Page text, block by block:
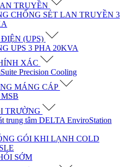
TRUYỀN
CHỐNG SÉT LAN TRUYỀN 3
(UPS)
UPS 3 PHA 20KVA
XÁC
Precision Cooling
MÁNG CÁP
TRƯỜNG
trung tâm DELTA EnviroStation
GÓI KHI LẠNH COLD
SỚM